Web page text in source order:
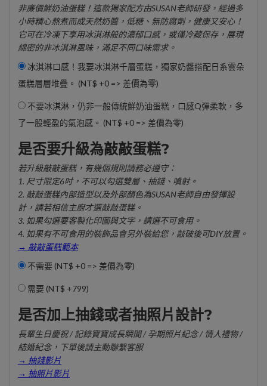
非廉價鮮奶油蛋糕！這款獨家配方由SUSAN老師研發，經過多
小時精心熬煮而成天然奶醬，低糖、無防腐劑，健康又安心！
它可在冷凍下享用冰淇淋般的濃郁口感，或僅冷藏保存，展現
綿密的非冰淇淋風味，滿足不同口味需求。
冰淇淋口感！我要冰淇淋千層蛋糕，獨家奶醬搭配日系雲朵
蛋糕層層堆疊。 (NT$ +0 => 差價為零)
不要冰淇淋，仍非一般傳統鮮奶油蛋糕，口感Q彈柔軟，多
了一股輕盈的氣泡感。 (NT$ +0 => 差價為零)
是否要升級為敲敲蛋糕?
若升級敲敲蛋糕，有幾個規則請務必遵守：
1. 尺寸限定6吋，不可以勾選雙層、抽錢、噴射。
2. 敲敲蛋糕內部造型以及外部顏色為SUSAN老師自由發揮設
計，請若相信主廚才選敲敲蛋糕。
3. 如果勾選要客製化印圖與文字，請選不可食用。
4. 如果有不可食用的裝飾品會另外裝給您，敲破後可DIY放置。
→ 敲敲蛋糕範本
不需要 (NT$ +0 => 差價為零)
需要 (NT$ +799)
是否加上抽錢或者抽照片設計?
長輩生日慶祝 / 記錄寶寶成長瞬間 / 孕期照片紀念 / 情人禮物 /
結婚紀念，下單後請主動聯繫客服
→ 抽錢影片
→ 抽照片影片